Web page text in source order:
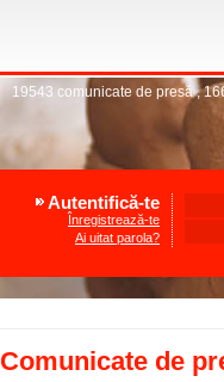
19543 comunicate de presă,
Autentifică-te
Înregistrează-te
Ai uitat parola?
Comunicate de